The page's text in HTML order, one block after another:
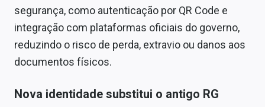
Contato
segurança, como autenticação por QR Code e
integração com plataformas oficiais do governo,
reduzindo o risco de perda, extravio ou danos aos
documentos físicos.
Nova identidade substitui o antigo RG